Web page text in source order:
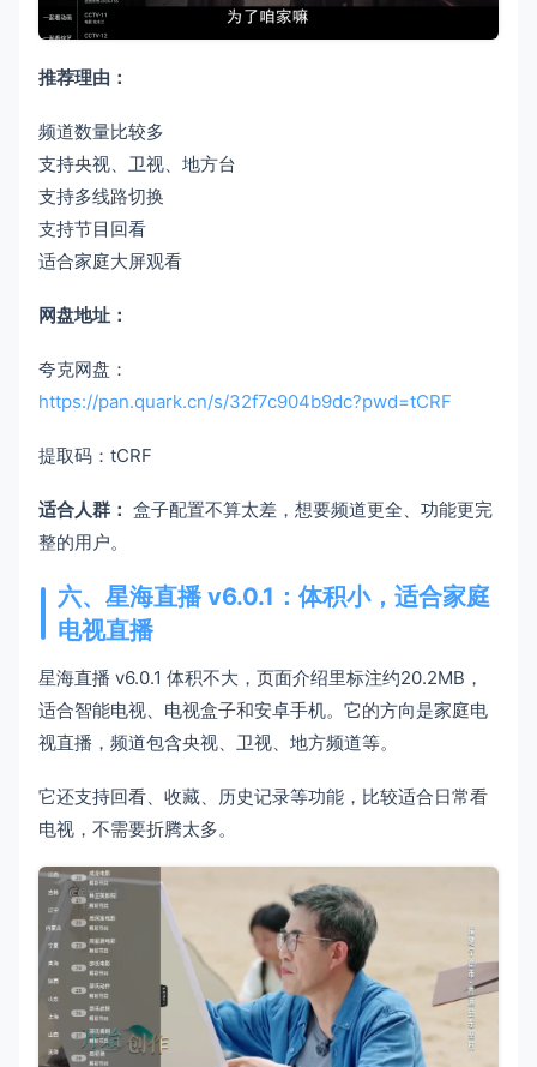
推荐理由：
频道数量比较多
支持央视、卫视、地方台
支持多线路切换
支持节目回看
适合家庭大屏观看
网盘地址：
夸克网盘：
https://pan.quark.cn/s/32f7c904b9dc?pwd=tCRF
提取码：tCRF
适合人群： 盒子配置不算太差，想要频道更全、功能更完
整的用户。
六、星海直播 v6.0.1：体积小，适合家庭
电视直播
星海直播 v6.0.1 体积不大，页面介绍里标注约20.2MB，
适合智能电视、电视盒子和安卓手机。它的方向是家庭电
视直播，频道包含央视、卫视、地方频道等。
它还支持回看、收藏、历史记录等功能，比较适合日常看
电视，不需要折腾太多。